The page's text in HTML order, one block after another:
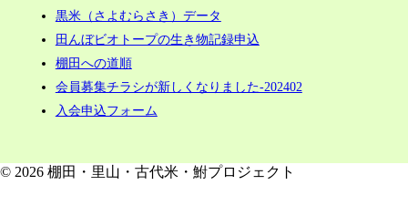
黒米（さよむらさき）データ
田んぼビオトープの生き物記録申込
棚田への道順
会員募集チラシが新しくなりました-202402
入会申込フォーム
© 2026 棚田・里山・古代米・鮒プロジェクト